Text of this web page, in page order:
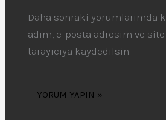
Daha sonraki yorumlarımda
adım, e-posta adresim ve
tarayıcıya kaydedilsin.